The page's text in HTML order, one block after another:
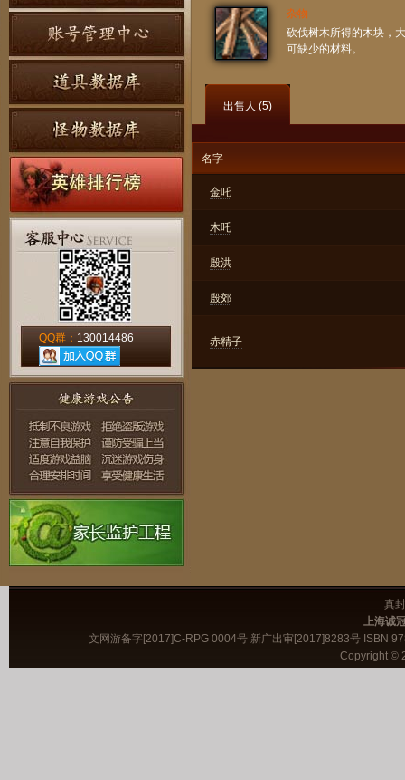
QQ群： 130014486
杂物
砍伐树木所得的木块，
可缺少的材料。
出售人 (5)
名字
金吒
木吒
殷洪
殷郊
赤精子
真
上海诚
文网游备字[2017]C-RPG 0004号 新广出审[2017]8283号 ISBN
Copyright ©